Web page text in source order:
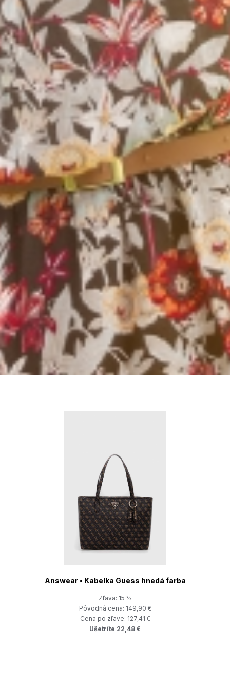
Answear • Kabelka Guess hnedá farba
Zľava: 15 %
Pôvodná cena: 149,90 €
Cena po zľave: 127,41 €
Ušetríte 22,48 €